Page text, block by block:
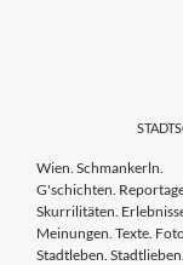
Wien. Schmankerln.
Reportagen.
Erlebnisse. Meinungen.
Fotos. Stadtleben &
Wien. Schmankerln.
G'schichten.
Skurrilitäten.
Meinungen. Texte.
Stadtleben.